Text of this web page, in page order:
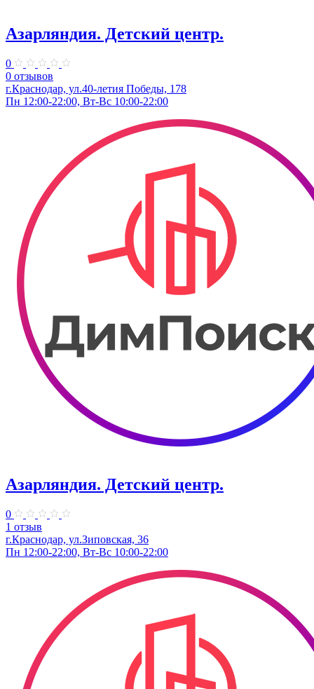
Азарляндия. ​Детский центр.
0
0 отзывов
г.Краснодар, ул.40-летия Победы, 178
Пн 12:00-22:00, Вт-Вс 10:00-22:00
Азарляндия. ​Детский центр.
0
1 отзыв
г.Краснодар, ул.Зиповская, 36
Пн 12:00-22:00, Вт-Вс 10:00-22:00